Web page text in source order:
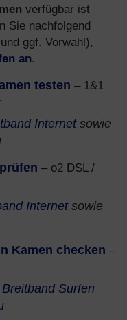
verfügbar ist
Sie nachfolgend
ggf. Vorwahl),
an.
testen – 1&1
Internetsowie
– o2 DSL /
Internetsowie
Kamen checken –
Surfen